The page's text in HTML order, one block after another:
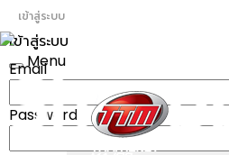
เข้าสู่ระบบ
เข้าสู่ระบบ
Email
Password
Toggle
Menu